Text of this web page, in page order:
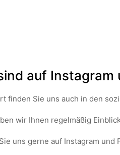
auf Instagram
finden Sie uns auch in den
wir Ihnen regelmäßig
uns gerne auf Instagram und